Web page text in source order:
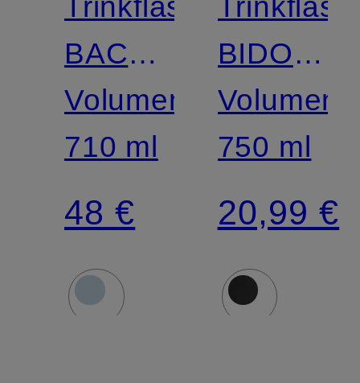
BACK
TO
LIFE
Volumen:
710 ml
48 €
BIDON
LARGE
Volumen:
750 ml
20,99 €